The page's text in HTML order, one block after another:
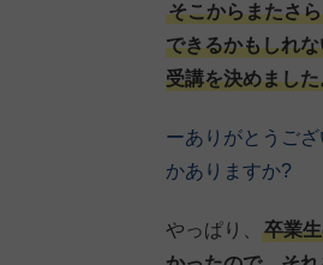
そこからまたさ
できるかもしれ
受講を決めました
ーありがとうご
かありますか?
やっぱり、
卒業